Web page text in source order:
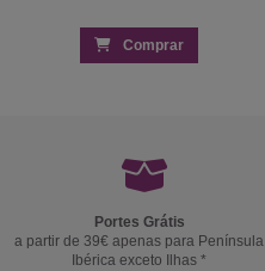
Comprar
Portes Grátis
a partir de 39€ apenas para Península
Ibérica exceto Ilhas *